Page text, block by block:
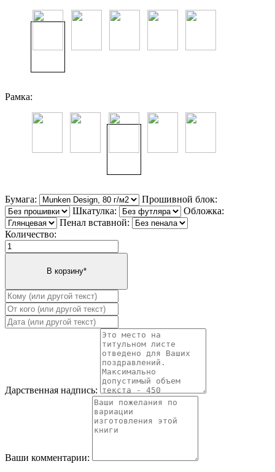
Рамка:
Бумага:
Прошивной блок:
Шкатулка:
Обложка:
Пенал вставной:
Количество:
Дарственная надпись:
Ваши комментарии: